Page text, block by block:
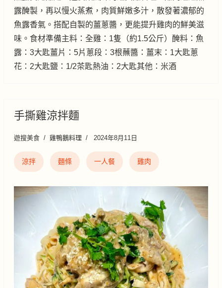
露醃製，再以慢火蒸煮，肉質鮮嫩多汁，散發著濃郁的
魚露香氣。搭配自製的薑蔥醬，更能提升雞肉的鮮美滋
味。食材準備主料：全雞：1隻（約1.5公斤）醃料：魚
露：3大匙薑片：5片蔥段：3根蘸醬：薑末：1大匙蔥
花：2大匙鹽：1/2茶匙熱油：2大匙其他：米酒
手撕雞涼拌麵
遊搜美食 雞鴨鵝料理 2024年8月11日
涼拌 麵條 一人餐 雞肉